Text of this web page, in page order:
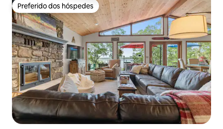
Preferido dos hóspedes
Preferido dos hóspedes